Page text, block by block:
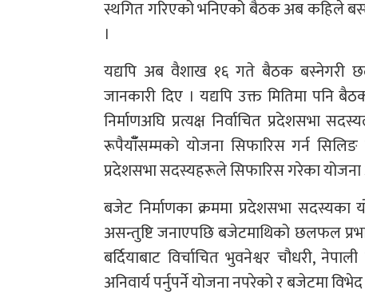
स्थगित गरिएको भनिएको बैठक अब कहिले
।
यद्यपि अब वैशाख १६ गते बैठक बस्नेगरी
जानकारी दिए । यद्यपि उक्त मितिमा
निर्माणअघि प्रत्यक्ष निर्वाचित प्रदेशसभा
रूपैयाँँसम्मको योजना सिफारिस गर्न
प्रदेशसभा सदस्यहरूले सिफारिस गरेका
बजेट निर्माणका क्रममा प्रदेशसभा सदस्यका
असन्तुष्टि जनाएपछि बजेटमाथिको छलफल
बर्दियाबाट विर्चाचित भुवनेश्वर चौधरी,
अनिवार्य पर्नुपर्ने योजना नपरेको र बजेटमा